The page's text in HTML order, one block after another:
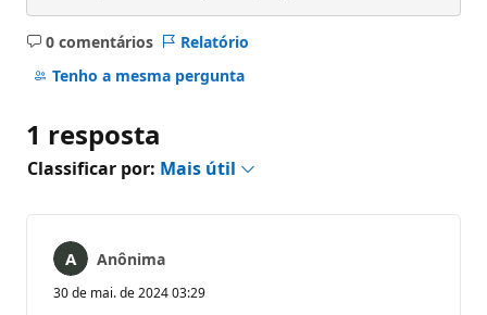
0 comentários
Sem
comentários
Relatório
Tenho a mesma pergunta
1 resposta
Classificar por: Mais útil
Anônima
30 de mai. de 2024 03:29